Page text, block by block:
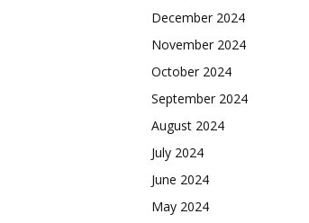
December 2024
November 2024
October 2024
September 2024
August 2024
July 2024
June 2024
May 2024